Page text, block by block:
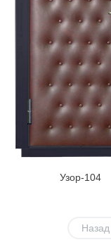
Узор-104
Назад